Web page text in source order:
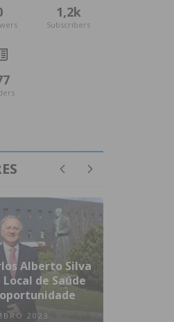
1,2k
Subscribers
Alberto Silva
de Saúde
2023